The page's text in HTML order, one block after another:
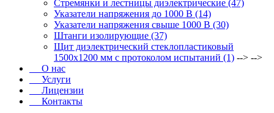
Стремянки и лестницы диэлектрические (47)
Указатели напряжения до 1000 В (14)
Указатели напряжения свыше 1000 В (30)
Штанги изолирующие (37)
Щит диэлектрический стеклопластиковый
1500х1200 мм с протоколом испытаний (1) --> -->
О нас
Услуги
Лицензии
Контакты